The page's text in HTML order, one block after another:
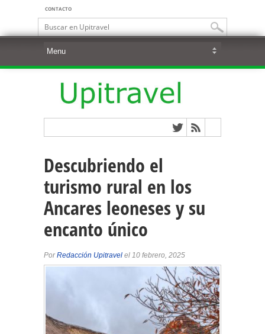
CONTACTO
Descubriendo el
turismo rural en los
Ancares leoneses y su
encanto único
PorRedacción Upitravel el 10 febrero, 2025